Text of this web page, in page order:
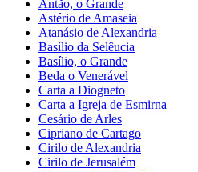
Antão, o Grande
Astério de Amaseia
Atanásio de Alexandria
Basílio da Selêucia
Basílio, o Grande
Beda o Venerável
Carta a Diogneto
Carta a Igreja de Esmirna
Cesário de Arles
Cipriano de Cartago
Cirilo de Alexandria
Cirilo de Jerusalém